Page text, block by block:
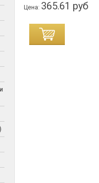
Цена: 365.61 руб